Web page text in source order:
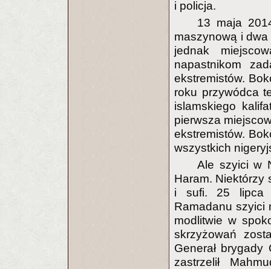
i policja.
13 maja
maszynową i
jednak
napastnikom
ekstremistów.
roku przywódca
islamskiego
pierwsza
ekstremistów.
wszystkich
Ale szyici w
Haram. Niektórzy
i sufi. 25 lipca
Ramadanu szyici
modlitwie w
skrzyżowań
Generał
zastrzelił